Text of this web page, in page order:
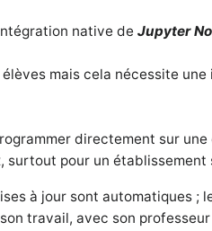
native deJupyter
mais cela nécessite
directement sur
pour un établissement
à jour sont automatiques ;
travail, avec son professeur